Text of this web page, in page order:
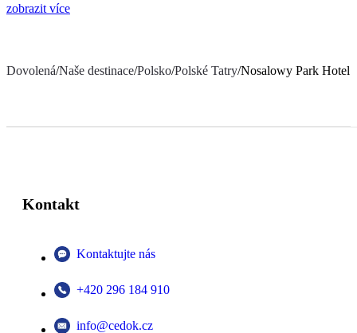
zobrazit více
Dovolená/Naše destinace/Polsko/Polské Tatry/Nosalowy Park Hotel
Kontakt
Kontaktujte nás
+420 296 184 910
info@cedok.cz